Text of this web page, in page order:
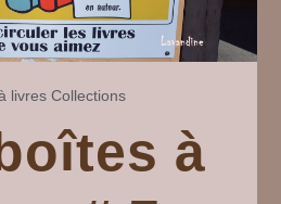
livres Collections
à